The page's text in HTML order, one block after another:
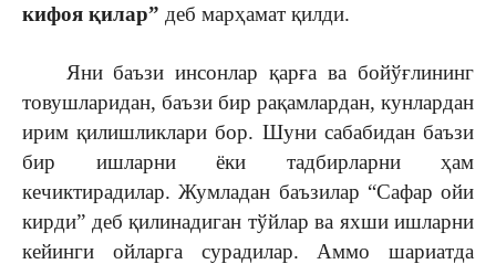
кифоя қилар” деб марҳамат қилди.
Яни баъзи инсонлар қарға ва бойўғлининг
товушларидан, баъзи бир рақамлардан, кунлардан
ирим қилишликлари бор. Шуни сабабидан баъзи
бир ишларни ёки тадбирларни ҳам
кечиктирадилар. Жумладан баъзилар “Сафар ойи
кирди” деб қилинадиган тўйлар ва яхши ишларни
кейинги ойларга сурадилар. Аммо шариатда